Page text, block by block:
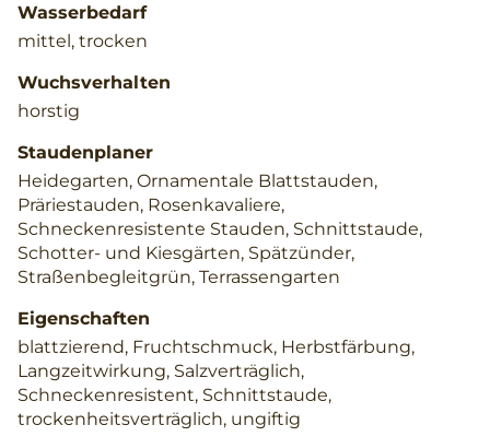
Wasserbedarf
mittel, trocken
Wuchsverhalten
horstig
Staudenplaner
Heidegarten, Ornamentale Blattstauden,
Präriestauden, Rosenkavaliere,
Schneckenresistente Stauden, Schnittstaude,
Schotter- und Kiesgärten, Spätzünder,
Straßenbegleitgrün, Terrassengarten
Eigenschaften
blattzierend, Fruchtschmuck, Herbstfärbung,
Langzeitwirkung, Salzverträglich,
Schneckenresistent, Schnittstaude,
trockenheitsverträglich, ungiftig